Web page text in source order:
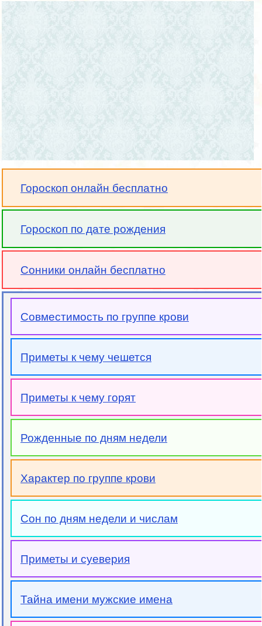
Гороскоп онлайн бесплатно
Гороскоп по дате рождения
Сонники онлайн бесплатно
Совместимость по группе крови
Приметы к чему чешется
Приметы к чему горят
Рожденные по дням недели
Характер по группе крови
Сон по дням недели и числам
Приметы и суеверия
Тайна имени мужские имена